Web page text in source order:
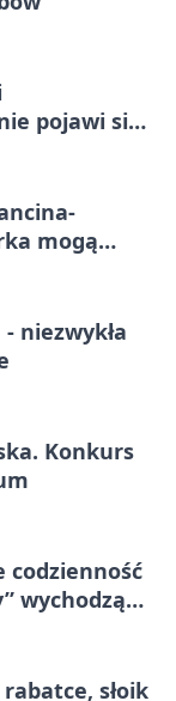
pojawi się
mogą
niezwykła
Konkurs
codzienność
wychodzą
słoik